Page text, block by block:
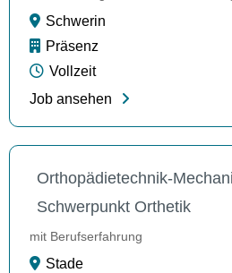
Schwerin
Präsenz
Vollzeit
Job ansehen
Orthopädietechnik-
Schwerpunkt Orthetik
mit Berufserfahrung
Stade